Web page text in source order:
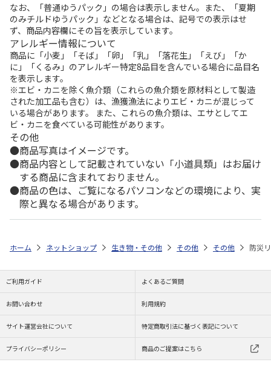
なお、「普通ゆうパック」の場合は表示しません。また、「夏期
のみチルドゆうパック」などとなる場合は、記号での表示はせ
ず、商品内容欄にその旨を表示しています。
アレルギー情報について
商品に「小麦」「そば」「卵」「乳」「落花生」「えび」「か
に」「くるみ」のアレルギー特定8品目を含んでいる場合に品目名
を表示します。
※エビ・カニを除く魚介類（これらの魚介類を原材料として製造
された加工品も含む）は、漁獲漁法によりエビ・カニが混じって
いる場合があります。 また、これらの魚介類は、エサとしてエ
ビ・カニを食べている可能性があります。
その他
商品写真はイメージです。
商品内容として記載されていない「小道具類」はお届け
する商品に含まれておりません。
商品の色は、ご覧になるパソコンなどの環境により、実
際と異なる場合があります。
ホーム ネットショップ 生き物・その他 その他 その他 防災
ご利用ガイド よくあるご質問
お問い合わせ 利用規約
サイト運営会社について 特定商取引法に基づく表記について
プライバシーポリシー 商品のご提案はこちら